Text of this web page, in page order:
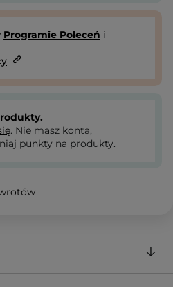
Programie Poleceń i
. Nie masz konta,
punkty na produkty.